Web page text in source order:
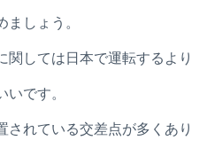
しょう。
関しては日本で運転するより
です。
されている交差点が多くあり